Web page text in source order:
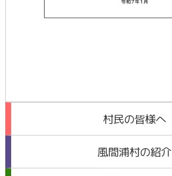
村民の皆様へ
風間浦村の紹介